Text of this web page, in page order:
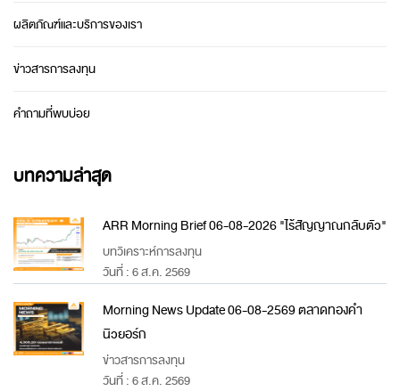
ผลิตภัณฑ์และบริการของเรา
ข่าวสารการลงทุน
คำถามที่พบบ่อย
บทความล่าสุด
ARR Morning Brief 06-08-2026 "ไร้สัญญาณกลับตัว"
บทวิเคราะห์การลงทุน
วันที่ : 6 ส.ค. 2569
Morning News Update 06-08-2569 ตลาดทองคำ
นิวยอร์ก
ข่าวสารการลงทุน
วันที่ : 6 ส.ค. 2569